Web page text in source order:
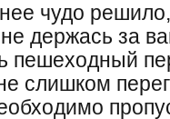
чудо
держась за
пешеходный
слишком